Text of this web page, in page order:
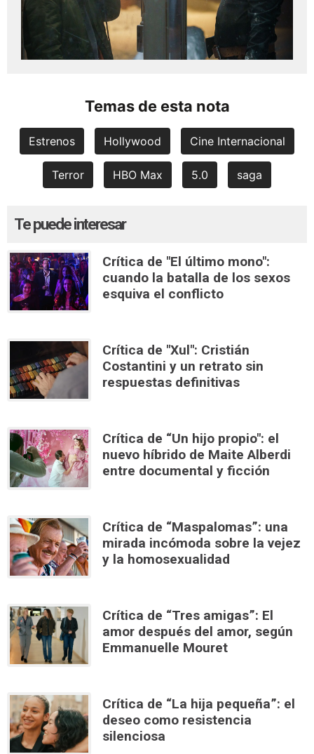
Temas de esta nota
Estrenos Hollywood Cine Internacional
Terror HBO Max 5.0 saga
Te puede interesar
Crítica de "El último mono":
cuando la batalla de los sexos
esquiva el conflicto
Crítica de "Xul": Cristián
Costantini y un retrato sin
respuestas definitivas
Crítica de “Un hijo propio": el
nuevo híbrido de Maite Alberdi
entre documental y ficción
Crítica de “Maspalomas”: una
mirada incómoda sobre la vejez
y la homosexualidad
Crítica de “Tres amigas”: El
amor después del amor, según
Emmanuelle Mouret
Crítica de “La hija pequeña”: el
deseo como resistencia
silenciosa